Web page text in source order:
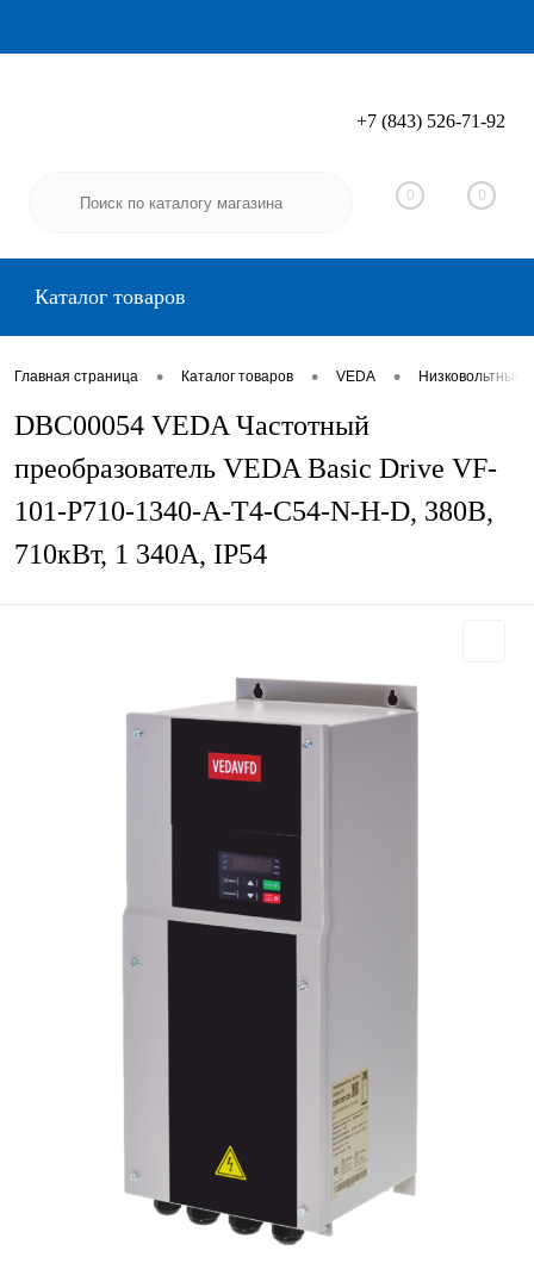
Вход Регистрация
+7 (843) 526-71-92
0 0
Каталог товаров
Главная страница • Каталог товаров • VEDA •
DBC00054 VEDA Частотный
преобразователь VEDA Basic Drive VF-
101-P710-1340-A-T4-C54-N-H-D, 380В,
710кВт, 1 340А, IP54